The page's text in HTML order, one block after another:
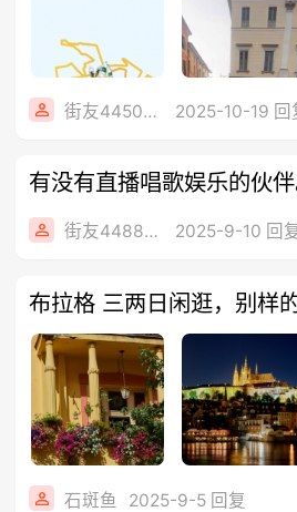
街友44504867 2025-10-19 回
有没有直播唱歌娱乐的伙
街友44881946 2025-9-10 回
布拉格 三两日闲逛，别
石斑鱼 2025-9-5 回复